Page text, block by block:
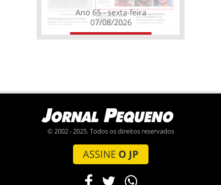
Ano 65 - sexta-feira
07/08/2026
© 2002 - 2025. Todos os direitos reservados
ASSINE O JP